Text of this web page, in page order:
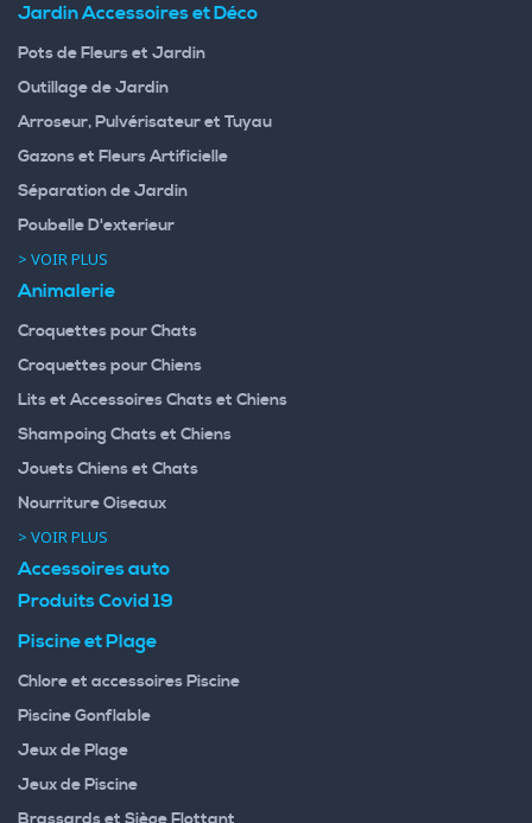
Jardin Accessoires et Déco
Pots de Fleurs et Jardin
Outillage de Jardin
Arroseur, Pulvérisateur et Tuyau
Gazons et Fleurs Artificielle
Séparation de Jardin
Poubelle D'exterieur
> VOIR PLUS
Animalerie
Croquettes pour Chats
Croquettes pour Chiens
Lits et Accessoires Chats et Chiens
Shampoing Chats et Chiens
Jouets Chiens et Chats
Nourriture Oiseaux
> VOIR PLUS
Accessoires auto
Produits Covid 19
Piscine et Plage
Chlore et accessoires Piscine
Piscine Gonflable
Jeux de Plage
Jeux de Piscine